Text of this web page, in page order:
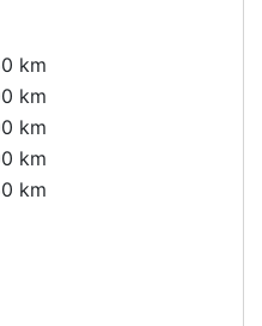
km
km
km
km
km